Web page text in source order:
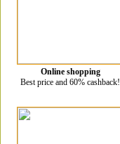
Online shopping
Best price and 60% cashback!